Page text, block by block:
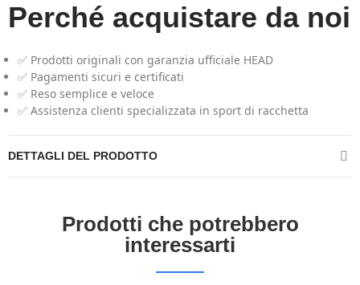
Perché acquistare da noi
✅ Prodotti originali con garanzia ufficiale HEAD
✅ Pagamenti sicuri e certificati
✅ Reso semplice e veloce
✅ Assistenza clienti specializzata in sport di racchetta
DETTAGLI DEL PRODOTTO
Prodotti che potrebbero
interessarti